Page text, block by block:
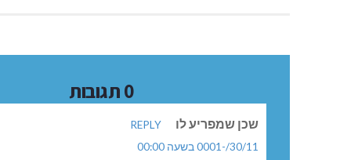
0 תגובות
שכן שמפריע לו
REPLY
30/11/-0001 בשעה 00:00